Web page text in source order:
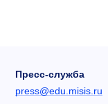
Пресс-служба
press@edu.misis.ru